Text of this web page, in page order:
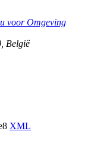
voor Omgeving
België
XML